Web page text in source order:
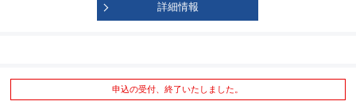
詳細情報
申込の受付、終了いたしました。